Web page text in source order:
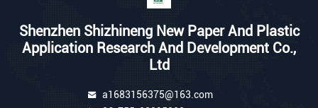
Shenzhen Shizhineng New Paper And Plastic
Application Research And Development Co.,
Ltd
a1683156375@163.com